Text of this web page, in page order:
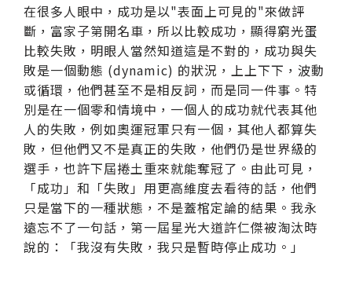
在很多人眼中，成功是以"表面上可見的"來做評
斷，富家子第開名車，所以比較成功，顯得窮光蛋
比較失敗，明眼人當然知道這是不對的，成功與失
敗是一個動態 (dynamic) 的狀況，上上下下，波動
或循環，他們甚至不是相反詞，而是同一件事。特
別是在一個零和情境中，一個人的成功就代表其他
人的失敗，例如奧運冠軍只有一個，其他人都算失
敗，但他們又不是真正的失敗，他們仍是世界級的
選手，也許下屆捲土重來就能奪冠了。由此可見，
「成功」和「失敗」用更高維度去看待的話，他們
只是當下的一種狀態，不是蓋棺定論的結果。 我永
遠忘不了一句話，第一屆星光大道許仁傑被淘汰時
說的：「我沒有失敗，我只是暫時停止成功。」